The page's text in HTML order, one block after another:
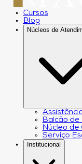
Cursos
Blog
Núcleos de
Balcão de
Núcleo de
Serviço
Institucional